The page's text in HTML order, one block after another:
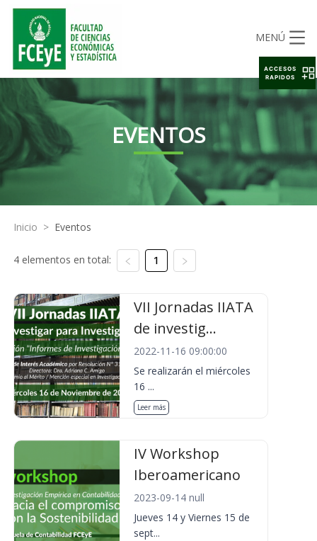
MENÚ
EVENTOS
Inicio > Eventos
4 elementos en total: 1
VII Jornadas IIATA
de investig...
2022-11-16 09:00:00
Se realizarán el miércoles
16 ...
Leer más
IV Workshop
Iberoamericano
2023-09-14 null
Jueves 14 y Viernes 15 de
sept...
ACCESOS
RAPIDOS